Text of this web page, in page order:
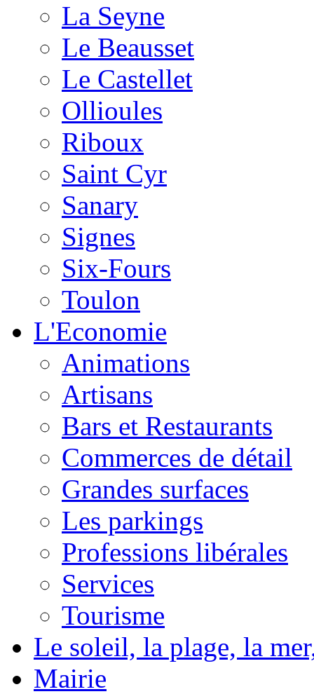
La Seyne
Le Beausset
Le Castellet
Ollioules
Riboux
Saint Cyr
Sanary
Signes
Six-Fours
Toulon
L'Economie
Animations
Artisans
Bars et Restaurants
Commerces de détail
Grandes surfaces
Les parkings
Professions libérales
Services
Tourisme
Le soleil, la plage, la
Mairie